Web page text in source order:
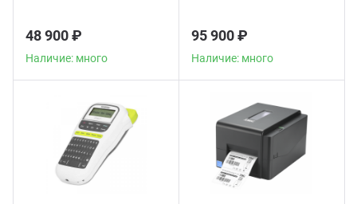
48 900 ₽
Наличие: много
95 900 ₽
Наличие: много